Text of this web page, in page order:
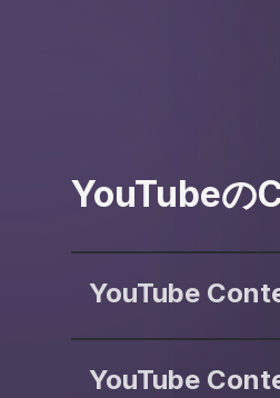
YouTubeの
YouTube
YouTube